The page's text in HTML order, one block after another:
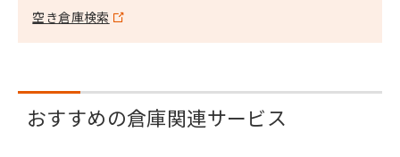
空き倉庫検索
おすすめの倉庫関連サービス